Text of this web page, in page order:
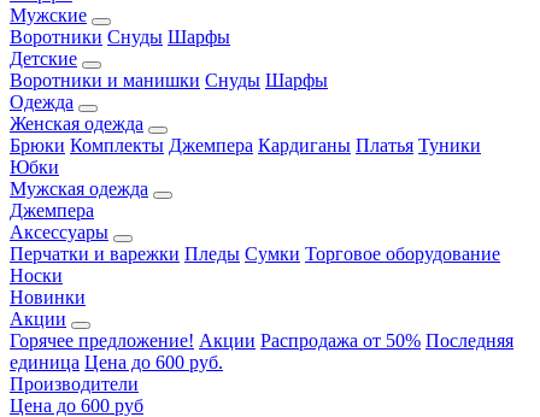
Мужские
Воротники Снуды Шарфы
Детские
Воротники и манишки Снуды Шарфы
Одежда
Женская одежда
Брюки Комплекты Джемпера Кардиганы Платья Туники
Юбки
Мужская одежда
Джемпера
Аксессуары
Перчатки и варежки Пледы Сумки Торговое оборудование
Носки
Новинки
Акции
Горячее предложение! Акции Распродажа от 50% Последняя
единица Цена до 600 руб.
Производители
Цена до 600 руб